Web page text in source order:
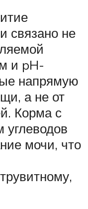
связано не
и pH-
напрямую
а не от
Корма с
мочи, что